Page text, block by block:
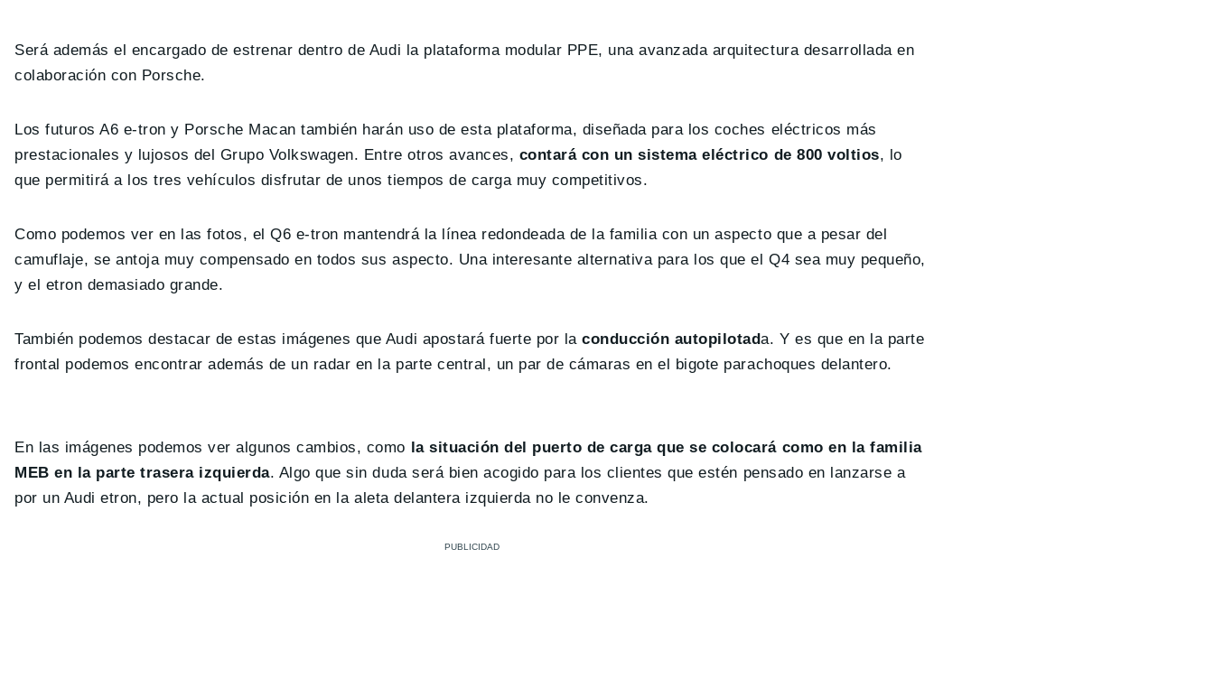
Será además el encargado de estrenar dentro de Audi la plataforma modular PPE, una avanzada arquitectura desarrollada en
colaboración con Porsche.
Los futuros A6 e-tron y Porsche Macan también harán uso de esta plataforma, diseñada para los coches eléctricos más
prestacionales y lujosos del Grupo Volkswagen. Entre otros avances, contará con un sistema eléctrico de 800 voltios, lo
que permitirá a los tres vehículos disfrutar de unos tiempos de carga muy competitivos.
Como podemos ver en las fotos, el Q6 e-tron mantendrá la línea redondeada de la familia con un aspecto que a pesar del
camuflaje, se antoja muy compensado en todos sus aspecto. Una interesante alternativa para los que el Q4 sea muy pequeño,
y el etron demasiado grande.
También podemos destacar de estas imágenes que Audi apostará fuerte por laconducción autopilotada. Y es que en la parte
frontal podemos encontrar además de un radar en la parte central, un par de cámaras en el bigote parachoques delantero.
En las imágenes podemos ver algunos cambios, como la situación del puerto de carga que se colocará como en la familia
MEB en la parte trasera izquierda. Algo que sin duda será bien acogido para los clientes que estén pensado en lanzarse a
por un Audi etron, pero la actual posición en la aleta delantera izquierda no le convenza.